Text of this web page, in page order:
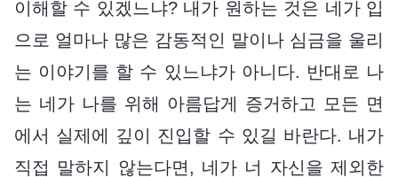
이해할 수 있겠느냐? 내가 원하는 것은 네가 입
으로 얼마나 많은 감동적인 말이나 심금을 울리
는 이야기를 할 수 있느냐가 아니다. 반대로 나
는 네가 나를 위해 아름답게 증거하고 모든 면
에서 실제에 깊이 진입할 수 있길 바란다. 내가
직접 말하지 않는다면, 네가 너 자신을 제외한